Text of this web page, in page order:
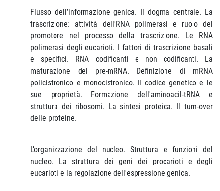
Flusso dell’informazione genica. Il dogma centrale. La
trascrizione: attività dell'RNA polimerasi e ruolo del
promotore nel processo della trascrizione. Le RNA
polimerasi degli eucarioti. I fattori di trascrizione basali
e specifici. RNA codificanti e non codificanti. La
maturazione del pre-mRNA. Definizione di mRNA
policistronico e monocistronico. Il codice genetico e le
sue proprietà. Formazione dell'aminoacil-tRNA e
struttura dei ribosomi. La sintesi proteica. Il turn-over
delle proteine.
L’organizzazione del nucleo. Struttura e funzioni del
nucleo. La struttura dei geni dei procarioti e degli
eucarioti e la regolazione dell'espressione genica.